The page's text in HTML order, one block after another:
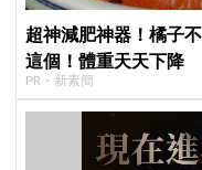
超神減肥神器！橘子
這個！體重天天下降
PR・新素簡